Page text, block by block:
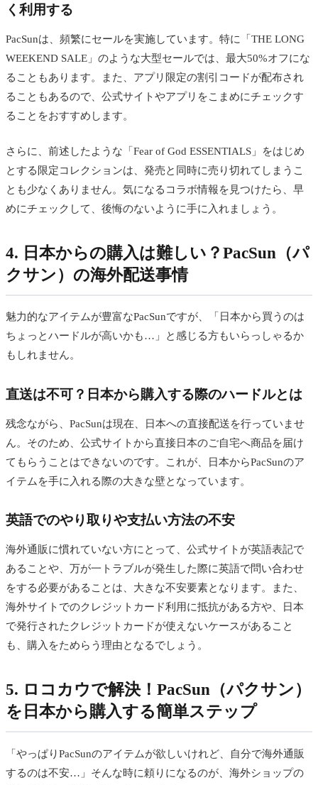
く利用する
PacSunは、頻繁にセールを実施しています。特に「THE LONG
WEEKEND SALE」のような大型セールでは、最大50%オフにな
ることもあります。また、アプリ限定の割引コードが配布され
ることもあるので、公式サイトやアプリをこまめにチェックす
ることをおすすめします。
さらに、前述したような「Fear of God ESSENTIALS」をはじめ
とする限定コレクションは、発売と同時に売り切れてしまうこ
とも少なくありません。気になるコラボ情報を見つけたら、早
めにチェックして、後悔のないように手に入れましょう。
4. 日本からの購入は難しい？PacSun（パ
クサン）の海外配送事情
魅力的なアイテムが豊富なPacSunですが、「日本から買うのは
ちょっとハードルが高いかも…」と感じる方もいらっしゃるか
もしれません。
直送は不可？日本から購入する際のハードルとは
残念ながら、PacSunは現在、日本への直接配送を行っていませ
ん。そのため、公式サイトから直接日本のご自宅へ商品を届け
てもらうことはできないのです。これが、日本からPacSunのア
イテムを手に入れる際の大きな壁となっています。
英語でのやり取りや支払い方法の不安
海外通販に慣れていない方にとって、公式サイトが英語表記で
あることや、万が一トラブルが発生した際に英語で問い合わせ
をする必要があることは、大きな不安要素となります。また、
海外サイトでのクレジットカード利用に抵抗がある方や、日本
で発行されたクレジットカードが使えないケースがあること
も、購入をためらう理由となるでしょう。
5. ロコカウで解決！PacSun（パクサン）
を日本から購入する簡単ステップ
「やっぱりPacSunのアイテムが欲しいけれど、自分で海外通販
するのは不安…」そんな時に頼りになるのが、海外ショップの